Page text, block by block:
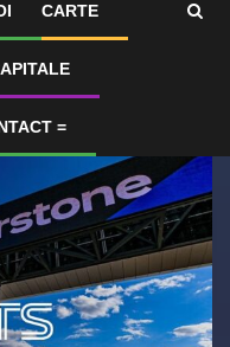
CARTE
=
Grande-Bretagne –